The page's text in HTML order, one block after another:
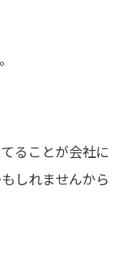
。
ることが会社に
しれませんから